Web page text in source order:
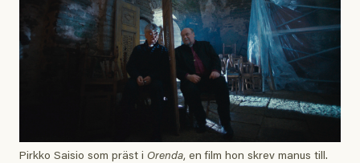
Pirkko Saisio som präst i Orenda, en film hon skrev manus till.